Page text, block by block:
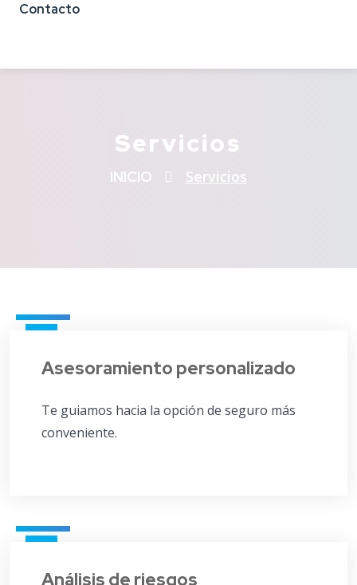
Contacto
Servicios
INICIO Servicios
Asesoramiento personalizado
Te guiamos hacia la opción de seguro más
conveniente.
Análisis de riesgos